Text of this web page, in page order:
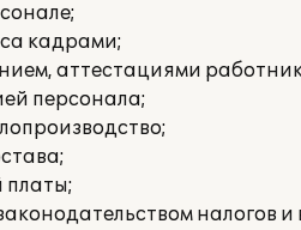
кадрами;
аттестациями
персонала;
платы;
налогов